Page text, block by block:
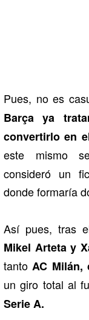
Pues, no es
Barça ya
convertirlo en
este mismo
consideró un
donde formaría
Así pues, tras
Mikel Arteta y
tanto AC Milán,
un giro total al
Serie A.